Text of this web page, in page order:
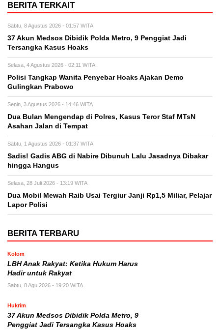
BERITA TERKAIT
Sabtu, 8 Agustus 2026 - 01:57 WITA
37 Akun Medsos Dibidik Polda Metro, 9 Penggiat Jadi
Tersangka Kasus Hoaks
Selasa, 4 Agustus 2026 - 02:11 WITA
Polisi Tangkap Wanita Penyebar Hoaks Ajakan Demo
Gulingkan Prabowo
Senin, 3 Agustus 2026 - 14:46 WITA
Dua Bulan Mengendap di Polres, Kasus Teror Staf MTsN
Asahan Jalan di Tempat
Sabtu, 1 Agustus 2026 - 01:37 WITA
Sadis! Gadis ABG di Nabire Dibunuh Lalu Jasadnya Dibakar
hingga Hangus
Selasa, 28 Juli 2026 - 13:19 WITA
Dua Mobil Mewah Raib Usai Tergiur Janji Rp1,5 Miliar, Pelajar
Lapor Polisi
BERITA TERBARU
Kolom
LBH Anak Rakyat: Ketika Hukum Harus
Hadir untuk Rakyat
Sabtu, 8 Agu 2026 - 19:20 WITA
Hukrim
37 Akun Medsos Dibidik Polda Metro, 9
Penggiat Jadi Tersangka Kasus Hoaks